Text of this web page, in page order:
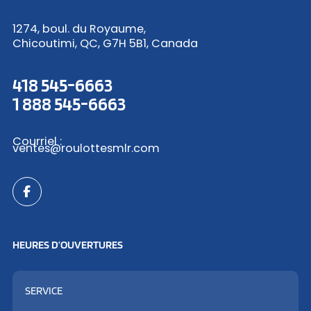
1274, boul. du Royaume,
Chicoutimi, QC, G7H 5B1, Canada
418 545-6663
1 888 545-6663
Courriel :
ventes@roulottesmlr.com
HEURES D’OUVERTURES
SERVICE